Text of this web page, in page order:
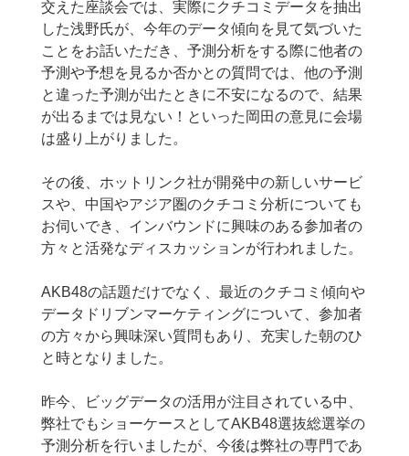
交えた座談会では、実際にクチコミデータを抽出
した浅野氏が、今年のデータ傾向を見て気づいた
ことをお話いただき、予測分析をする際に他者の
予測や予想を見るか否かとの質問では、他の予測
と違った予測が出たときに不安になるので、結果
が出るまでは見ない！といった岡田の意見に会場
は盛り上がりました。
その後、ホットリンク社が開発中の新しいサービ
スや、中国やアジア圏のクチコミ分析についても
お伺いでき、インバウンドに興味のある参加者の
方々と活発なディスカッションが行われました。
AKB48の話題だけでなく、最近のクチコミ傾向や
データドリブンマーケティングについて、参加者
の方々から興味深い質問もあり、充実した朝のひ
と時となりました。
昨今、ビッグデータの活用が注目されている中、
弊社でもショーケースとしてAKB48選抜総選挙の
予測分析を行いましたが、今後は弊社の専門であ